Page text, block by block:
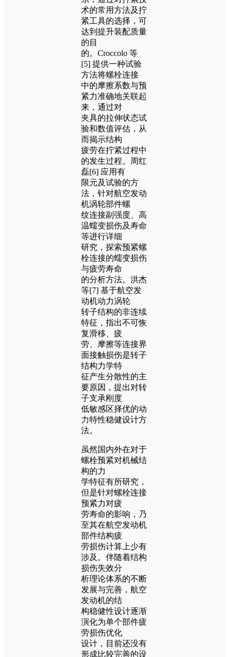
术的常用方法及拧
紧工具的选择，可
达到提升装配质量
的目
的。Croccolo 等
[5] 提供一种试验
方法将螺栓连接
中的摩擦系数与预
紧力准确地关联起
来，通过对
夹具的拉伸状态试
验和数值评估，从
而揭示结构
疲劳在拧紧过程中
的发生过程。周红
磊[6] 应用有
限元及试验的方
法，针对航空发动
机涡轮部件螺
纹连接副强度、高
温蠕变损伤及寿命
等进行详细
研究，探索预紧螺
栓连接的蠕变损伤
与疲劳寿命
的分析方法。洪杰
等[7] 基于航空发
动机动力涡轮
转子结构的非连续
特征，指出不可恢
复滑移、疲
劳、摩擦等连接界
面接触损伤是转子
结构力学特
征产生分散性的主
要原因，提出对转
子支承刚度
低敏感区择优的动
力特性稳健设计方
法。
虽然国内外在对于
螺栓预紧对机械结
构的力
学特征有所研究，
但是针对螺栓连接
预紧力对疲
劳寿命的影响，乃
至其在航空发动机
部件结构疲
劳损伤计算上少有
涉及。伴随着结构
损伤失效分
析理论体系的不断
发展与完善，航空
发动机的结
构稳健性设计逐渐
演化为单个部件疲
劳损伤优化
设计，目前还没有
形成比较完善的设